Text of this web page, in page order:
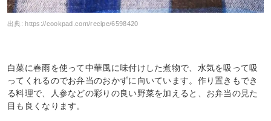
出典: https://cookpad.com/recipe/6598420
白菜に春雨を使って中華風に味付けした煮物で、水気を吸って吸
ってくれるのでお弁当のおかずに向いています。作り置きもでき
る料理で、人参などの彩りの良い野菜を加えると、お弁当の見た
目も良くなります。